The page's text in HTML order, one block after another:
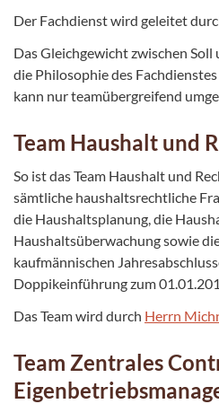
Der Fachdienst wird geleitet
Das Gleichgewicht zwischen
die Philosophie des
kann nur teamübergreifend
Team Haushalt und
So ist das Team Haushalt und
sämtliche haushaltsrechtliche
die Haushaltsplanung, die
Haushaltsüberwachung sowie
kaufmännischen
Doppikeinführung zum
Das Team wird durch Herrn
Team Zentrales